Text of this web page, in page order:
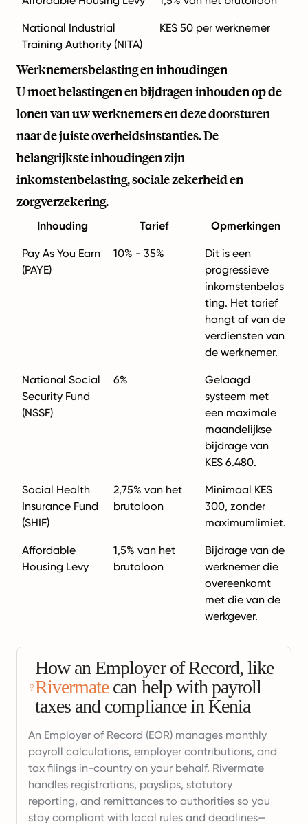
National Industrial
Training Authority (NITA)
KES 50 per werknemer
Werknemersbelasting en inhoudingen
U moet belastingen en bijdragen inhouden op de
lonen van uw werknemers en deze doorsturen
naar de juiste overheidsinstanties. De
belangrijkste inhoudingen zijn
inkomstenbelasting, sociale zekerheid en
zorgverzekering.
Inhouding Tarief Opmerkingen
Pay As You Earn
(PAYE)
10% - 35%
Dit is een
progressieve
inkomstenbelas
ting. Het tarief
hangt af van de
verdiensten van
de werknemer.
National Social
Security Fund
(NSSF)
6%
Gelaagd
systeem met
een maximale
maandelijkse
bijdrage van
KES 6.480.
Social Health
Insurance Fund
(SHIF)
2,75% van het
brutoloon
Minimaal KES
300, zonder
maximumlimiet.
Affordable
Housing Levy
1,5% van het
brutoloon
Bijdrage van de
werknemer die
overeenkomt
met die van de
werkgever.
How an Employer of Record, like
Rivermatecan help with payroll
taxes and compliance in Kenia
An Employer of Record (EOR) manages monthly
payroll calculations, employer contributions, and
tax filings in-country on your behalf. Rivermate
handles registrations, payslips, statutory
reporting, and remittances to authorities so you
stay compliant with local rules and deadlines—